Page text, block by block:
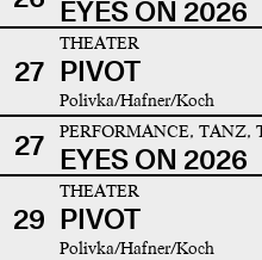
EYES ON 2026
27
THEATER
PIVOT
Polivka/Hafner/Koch
27 PERFORMANCE, TANZ,
EYES ON 2026
29
THEATER
PIVOT
Polivka/Hafner/Koch